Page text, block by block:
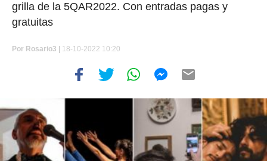
grilla de la 5QAR2022. Con entradas pagas y
gratuitas
Por Rosario3 | 18-10-2022 10:20